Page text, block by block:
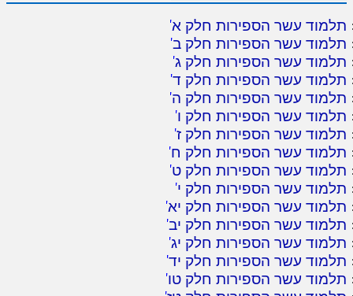
תלמוד עשר הספירות חלק א'
תלמוד עשר הספירות חלק ב'
תלמוד עשר הספירות חלק ג'
תלמוד עשר הספירות חלק ד'
תלמוד עשר הספירות חלק ה'
תלמוד עשר הספירות חלק ו'
תלמוד עשר הספירות חלק ז'
תלמוד עשר הספירות חלק ח'
תלמוד עשר הספירות חלק ט'
תלמוד עשר הספירות חלק י'
תלמוד עשר הספירות חלק יא'
תלמוד עשר הספירות חלק יב'
תלמוד עשר הספירות חלק יג'
תלמוד עשר הספירות חלק יד'
תלמוד עשר הספירות חלק טו'